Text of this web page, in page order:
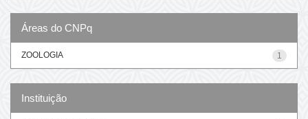
Áreas do CNPq
1
ZOOLOGIA
Instituição